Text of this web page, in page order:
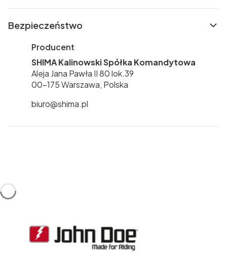
Bezpieczeństwo
Producent
SHIMA Kalinowski Spółka Komandytowa
Aleja Jana Pawła II 80 lok.39
00-175 Warszawa, Polska
biuro@shima.pl